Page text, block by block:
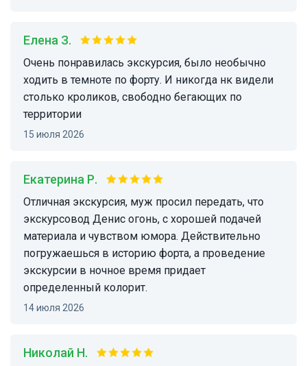
Елена З.
Очень понравилась экскурсия, было необычно
ходить в темноте по форту. И никогда нк видели
столько кроликов, свободно бегающих по
территории
15 июля 2026
Екатерина Р.
Отличная экскурсия, муж просил передать, что
экскурсовод Денис огонь, с хорошей подачей
материала и чувством юмора. Действительно
погружаешься в историю форта, а проведение
экскурсии в ночное время придает
определенный колорит.
14 июля 2026
Николай Н.